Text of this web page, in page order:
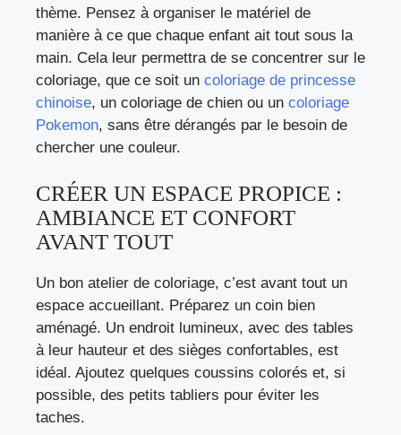
thème. Pensez à organiser le matériel de
manière à ce que chaque enfant ait tout sous la
main. Cela leur permettra de se concentrer sur le
coloriage, que ce soit un coloriage de princesse
chinoise, un coloriage de chien ou un coloriage
Pokemon, sans être dérangés par le besoin de
chercher une couleur.
CRÉER UN ESPACE PROPICE :
AMBIANCE ET CONFORT
AVANT TOUT
Un bon atelier de coloriage, c’est avant tout un
espace accueillant. Préparez un coin bien
aménagé. Un endroit lumineux, avec des tables
à leur hauteur et des sièges confortables, est
idéal. Ajoutez quelques coussins colorés et, si
possible, des petits tabliers pour éviter les
taches.